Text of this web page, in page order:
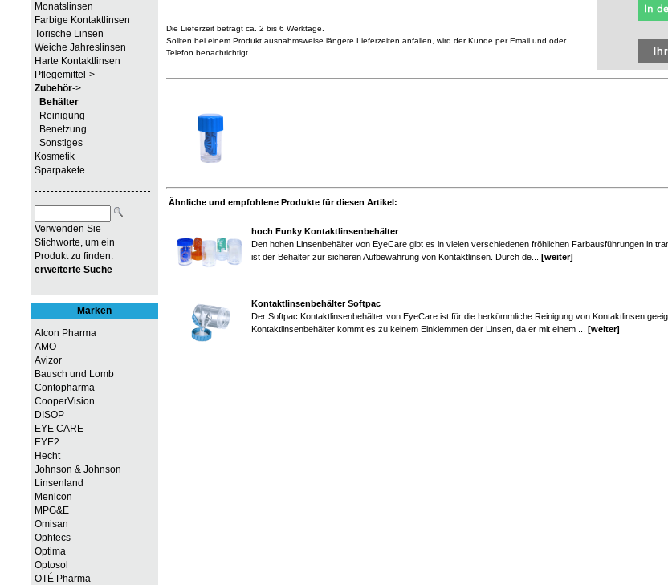
Monatslinsen
Farbige Kontaktlinsen
Torische Linsen
Weiche Jahreslinsen
Harte Kontaktlinsen
Pflegemittel->
Zubehör->
Behälter
Reinigung
Benetzung
Sonstiges
Kosmetik
Sparpakete
Verwenden Sie
Stichworte, um ein
Produkt zu finden.
erweiterte Suche
Marken
Alcon Pharma
AMO
Avizor
Bausch und Lomb
Contopharma
CooperVision
DISOP
EYE CARE
EYE2
Hecht
Johnson & Johnson
Linsenland
Menicon
MPG&E
Omisan
Ophtecs
Optima
Optosol
OTÉ Pharma
Die Lieferzeit beträgt ca. 2 bis 6 Werktage.
Sollten bei einem Produkt ausnahmsweise längere Lieferzeiten anfallen, wird der Kunde per Email und oder
Telefon benachrichtigt.
Ähnliche und empfohlene Produkte für diesen Artikel:
hoch Funky Kontaktlinsenbehälter
Den hohen Linsenbehälter von EyeCare gibt es in vielen verschiedenen fröhlichen Farbausführungen in
ist der Behälter zur sicheren Aufbewahrung von Kontaktlinsen. Durch de... [weiter]
Kontaktlinsenbehälter Softpac
Der Softpac Kontaktlinsenbehälter von EyeCare ist für die herkömmliche Reinigung von Kontaktlinsen
Kontaktlinsenbehälter kommt es zu keinem Einklemmen der Linsen, da er mit einem ... [weiter]